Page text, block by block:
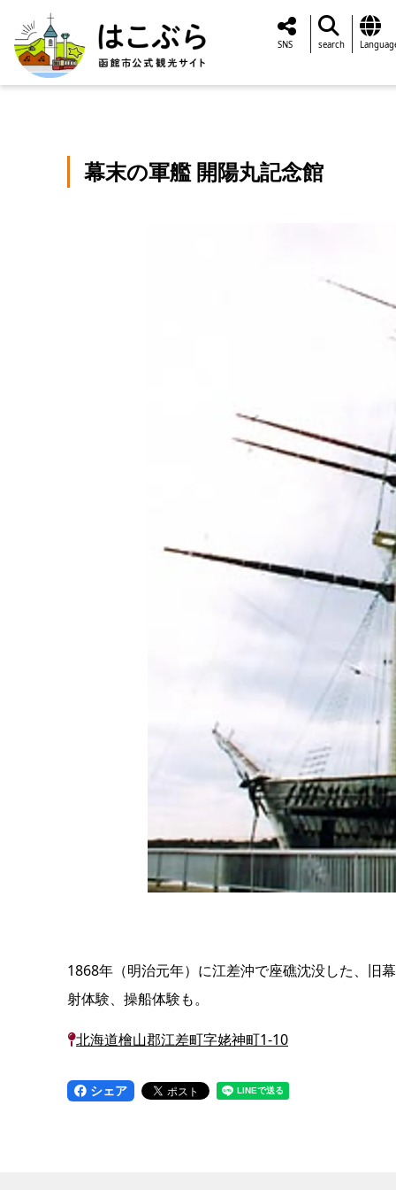
SNS search
幕末の軍艦 開陽丸記念館
1868年（明治元年）に江差沖で座礁沈没した、旧
射体験、操船体験も。
北海道檜山郡江差町字姥神町1-10
シェア